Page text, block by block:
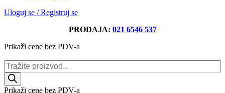
Uloguj se / Registruj se
PRODAJA: 021 6546 537
Prikaži cene bez PDV-a
Products
search
Prikaži cene bez PDV-a